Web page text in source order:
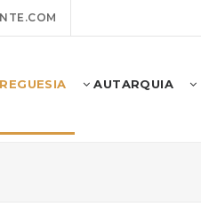
AUTARQUIA